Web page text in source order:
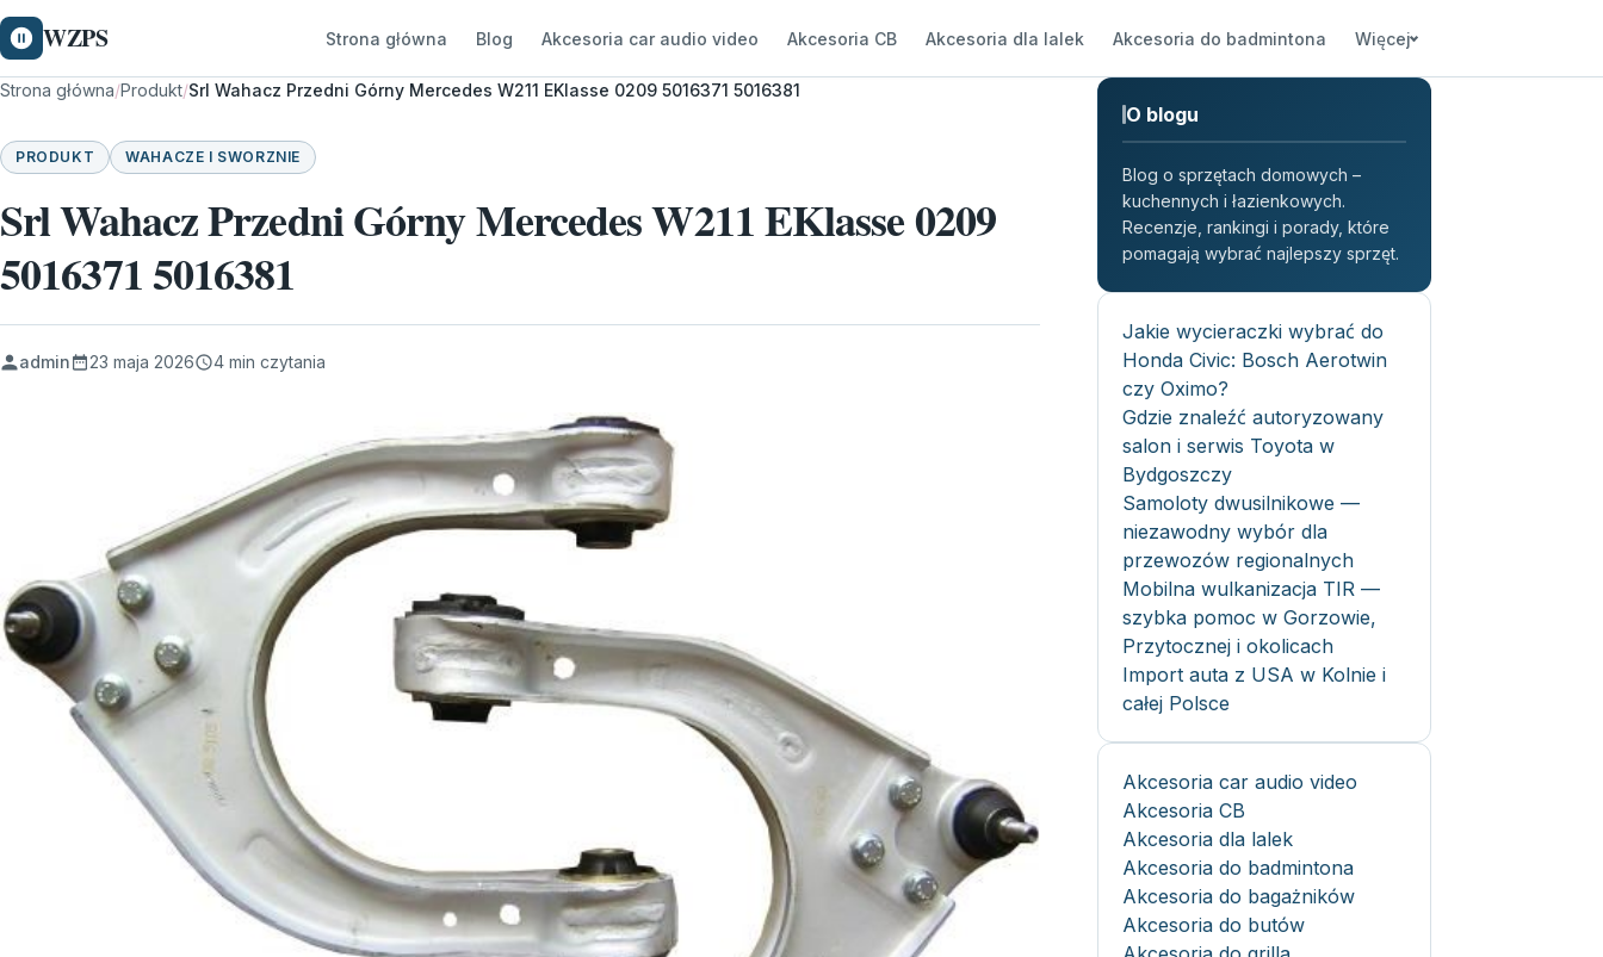
WZPS Strona główna Blog Akcesoria car audio video Akcesoria CB Akcesoria dla lalek Akcesoria do badmintona Więcej
Strona główna/Produkt/Srl Wahacz Przedni Górny Mercedes W211 EKlasse 0209 5016371 5016381
PRODUKT WAHACZE I SWORZNIE
Srl Wahacz Przedni Górny Mercedes W211 EKlasse 0209
5016371 5016381
admin 23 maja 2026 4 min czytania
O blogu
Blog o sprzętach domowych –
kuchennych i łazienkowych.
Recenzje, rankingi i porady, które
pomagają wybrać najlepszy sprzęt.
Jakie wycieraczki wybrać do
Honda Civic: Bosch Aerotwin
czy Oximo?
Gdzie znaleźć autoryzowany
salon i serwis Toyota w
Bydgoszczy
Samoloty dwusilnikowe —
niezawodny wybór dla
przewozów regionalnych
Mobilna wulkanizacja TIR —
szybka pomoc w Gorzowie,
Przytocznej i okolicach
Import auta z USA w Kolnie i
całej Polsce
Akcesoria car audio video
Akcesoria CB
Akcesoria dla lalek
Akcesoria do badmintona
Akcesoria do bagażników
Akcesoria do butów